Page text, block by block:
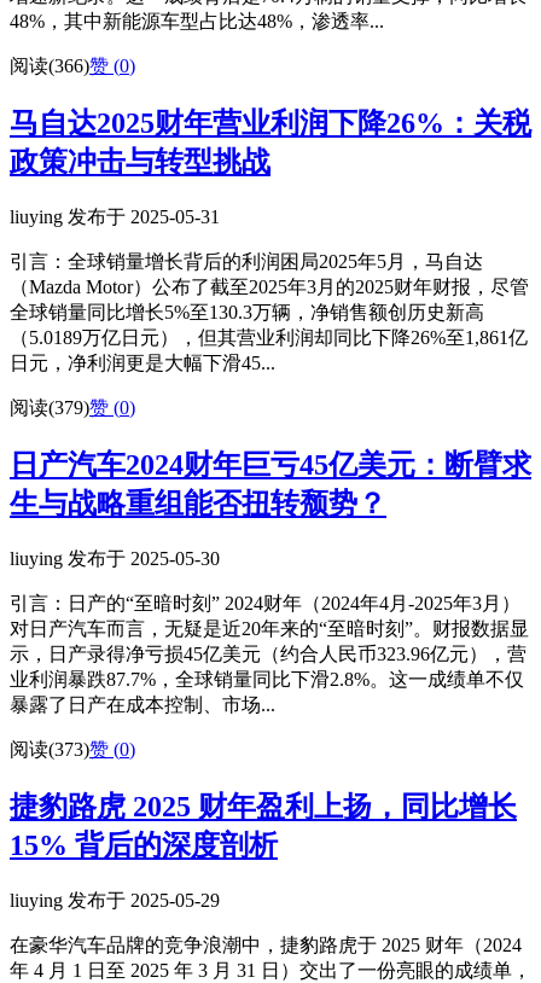
48%，其中新能源车型占比达48%，渗透率...
阅读(366)赞 (0)
马自达2025财年营业利润下降26%：关税
政策冲击与转型挑战
liuying 发布于 2025-05-31
引言：全球销量增长背后的利润困局2025年5月，马自达
（Mazda Motor）公布了截至2025年3月的2025财年财报，尽管
全球销量同比增长5%至130.3万辆，净销售额创历史新高
（5.0189万亿日元），但其营业利润却同比下降26%至1,861亿
日元，净利润更是大幅下滑45...
阅读(379)赞 (0)
日产汽车2024财年巨亏45亿美元：断臂求
生与战略重组能否扭转颓势？
liuying 发布于 2025-05-30
引言：日产的“至暗时刻” 2024财年（2024年4月-2025年3月）
对日产汽车而言，无疑是近20年来的“至暗时刻”。财报数据显
示，日产录得净亏损45亿美元（约合人民币323.96亿元），营
业利润暴跌87.7%，全球销量同比下滑2.8%。这一成绩单不仅
暴露了日产在成本控制、市场...
阅读(373)赞 (0)
捷豹路虎 2025 财年盈利上扬，同比增长
15% 背后的深度剖析
liuying 发布于 2025-05-29
在豪华汽车品牌的竞争浪潮中，捷豹路虎于 2025 财年（2024
年 4 月 1 日至 2025 年 3 月 31 日）交出了一份亮眼的成绩单，